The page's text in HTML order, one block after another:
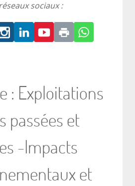
sociaux :
: Exploitations
passées et
-Impacts
et